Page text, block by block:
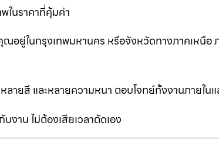
ในราคาที่คุ้มค่า
อยู่ในกรุงเทพมหานคร หรือจังหวัดทางภาคเหนือ
ายสี และหลายความหนา ตอบโจทย์ทั้งงานภายใน
งาน ไม่ต้องเสียเวลาตัดเอง